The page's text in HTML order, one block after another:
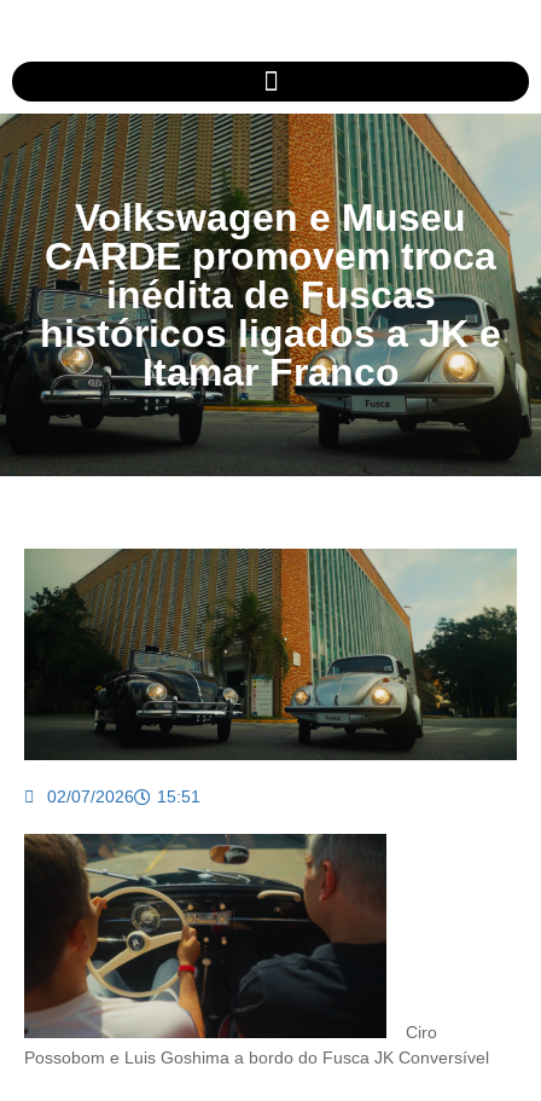
Volkswagen e Museu
CARDE promovem troca
inédita de Fuscas
históricos ligados a JK e
Itamar Franco
02/07/2026 15:51
Ciro
Possobom e Luis Goshima a bordo do Fusca JK Conversível